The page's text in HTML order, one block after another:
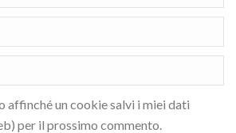
affinché un cookie salvi i miei dati
per il prossimo commento.